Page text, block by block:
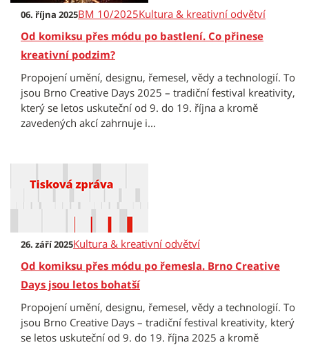
06. října 2025BM 10/2025Kultura & kreativní odvětví
Od komiksu přes módu po bastlení. Co přinese
kreativní podzim?
Propojení umění, designu, řemesel, vědy a technologií. To
jsou Brno Creative Days 2025 – tradiční festival kreativity,
který se letos uskuteční od 9. do 19. října a kromě
zavedených akcí zahrnuje i...
26. září 2025Kultura & kreativní odvětví
Od komiksu přes módu po řemesla. Brno Creative
Days jsou letos bohatší
Propojení umění, designu, řemesel, vědy a technologií. To
jsou Brno Creative Days – tradiční festival kreativity, který
se letos uskuteční od 9. do 19. října 2025 a kromě